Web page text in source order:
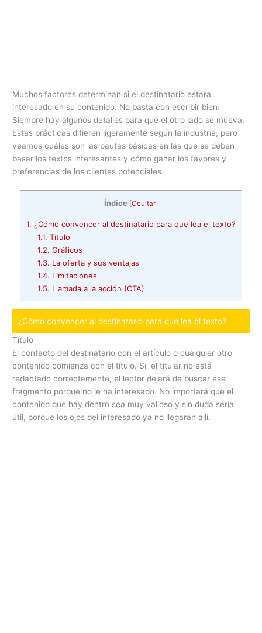
Muchos factores determinan si el destinatario estará
interesado en su contenido. No basta con escribir bien.
Siempre hay algunos detalles para que el otro lado se mueva.
Estas prácticas difieren ligeramente según la industria, pero
veamos cuáles son las pautas básicas en las que se deben
basar los textos interesantes y cómo ganar los favores y
preferencias de los clientes potenciales.
Índice [Ocultar]
1. ¿Cómo convencer al destinatario para que lea el texto?
1.1. Título
1.2. Gráficos
1.3. La oferta y sus ventajas
1.4. Limitaciones
1.5. Llamada a la acción (CTA)
¿Cómo convencer al destinatario para que lea el texto?
Título
El contacto del destinatario con el artículo o cualquier otro
contenido comienza con el título. Si el titular no está
redactado correctamente, el lector dejará de buscar ese
fragmento porque no le ha interesado. No importará que el
contenido que hay dentro sea muy valioso y sin duda sería
útil, porque los ojos del interesado ya no llegarán allí.